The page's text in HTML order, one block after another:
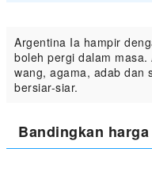
Argentina Ia hampir
boleh pergi dalam
wang, agama, adab dan
bersiar-siar.
Bandingkan